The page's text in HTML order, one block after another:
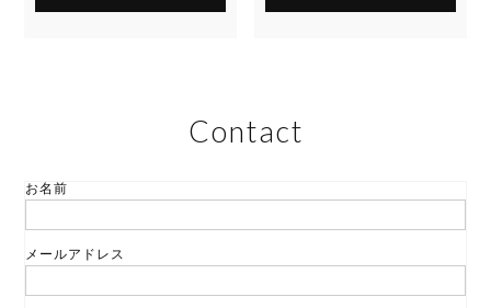
Contact
お名前
メールアドレス